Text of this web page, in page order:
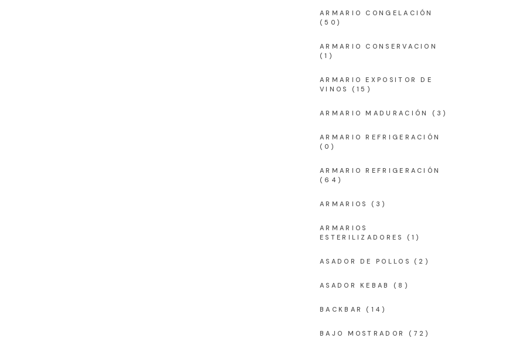
ARMARIO CONGELACIÓN
(50)
ARMARIO CONSERVACION
(1)
ARMARIO EXPOSITOR DE
VINOS
(15)
ARMARIO MADURACIÓN (3)
ARMARIO REFRIGERACIÓN
(0)
ARMARIO REFRIGERACIÓN
(64)
ARMARIOS (3)
ARMARIOS
ESTERILIZADORES
(1)
ASADOR DE POLLOS (2)
ASADOR KEBAB (8)
BACKBAR (14)
BAJO MOSTRADOR (72)